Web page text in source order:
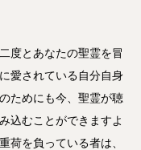
度とあなたの聖霊を冒
愛されている自分自身
ためにも今、聖霊が聴
込むことができますよ
荷を負っている者は、